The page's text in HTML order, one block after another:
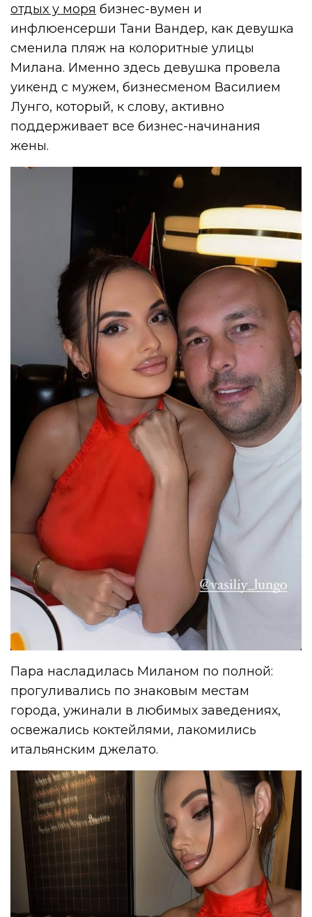
отдых у моря бизнес-вумен и
инфлюенсерши Тани Вандер, как девушка
сменила пляж на колоритные улицы
Милана. Именно здесь девушка провела
уикенд с мужем, бизнесменом Василием
Лунго, который, к слову, активно
поддерживает все бизнес-начинания
жены.
Пара насладилась Миланом по полной:
прогуливались по знаковым местам
города, ужинали в любимых заведениях,
освежались коктейлями, лакомились
итальянским джелато.